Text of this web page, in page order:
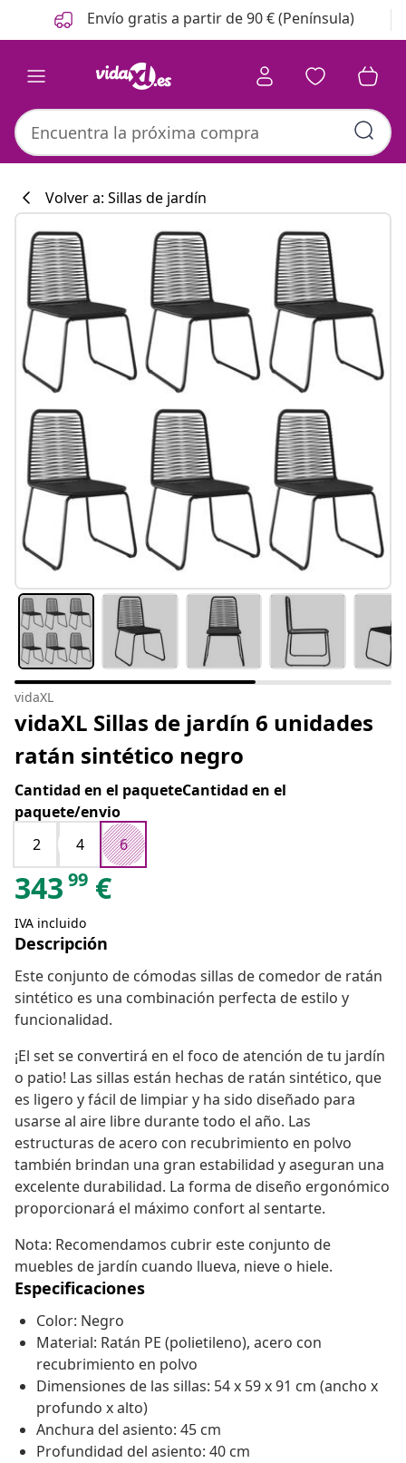
Anterior
Siguiente Envío gratis a partir de 90 € (Península)
#sharemevidaxl
Colección de
Volver a: Sillas de jardín
vidaXL
vidaXL Sillas de jardín 6 unidades
ratán sintético negro
Cantidad en el paqueteCantidad en el
paquete/envio
2
4 6
343 99 €
IVA incluido
Descripción
Este conjunto de cómodas sillas de comedor de ratán
sintético es una combinación perfecta de estilo y
funcionalidad.
¡El set se convertirá en el foco de atención de tu jardín
o patio! Las sillas están hechas de ratán sintético, que
es ligero y fácil de limpiar y ha sido diseñado para
usarse al aire libre durante todo el año. Las
estructuras de acero con recubrimiento en polvo
también brindan una gran estabilidad y aseguran una
excelente durabilidad. La forma de diseño ergonómico
proporcionará el máximo confort al sentarte.
Nota: Recomendamos cubrir este conjunto de
muebles de jardín cuando llueva, nieve o hiele.
Especificaciones
Color: Negro
Material: Ratán PE (polietileno), acero con
recubrimiento en polvo
Dimensiones de las sillas: 54 x 59 x 91 cm (ancho x
profundo x alto)
Anchura del asiento: 45 cm
Profundidad del asiento: 40 cm